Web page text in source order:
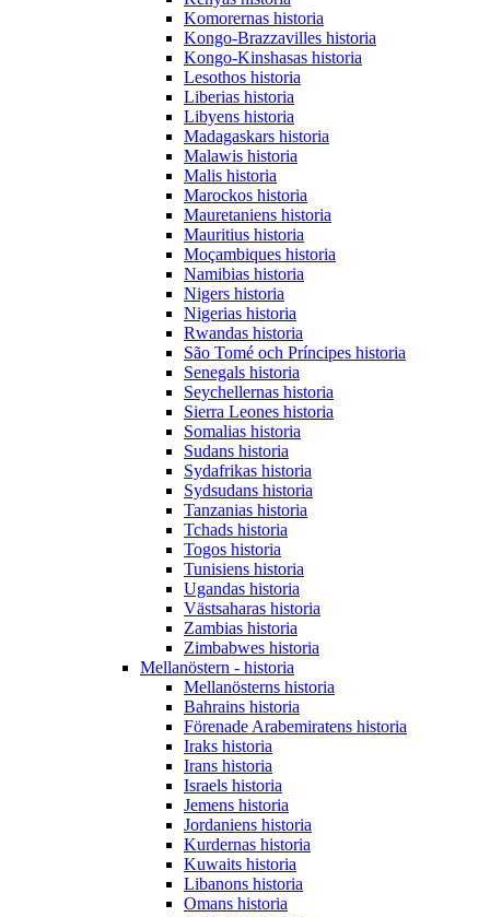
Komorernas historia
Kongo-Brazzavilles historia
Kongo-Kinshasas historia
Lesothos historia
Liberias historia
Libyens historia
Madagaskars historia
Malawis historia
Malis historia
Marockos historia
Mauretaniens historia
Mauritius historia
Moçambiques historia
Namibias historia
Nigers historia
Nigerias historia
Rwandas historia
São Tomé och Príncipes historia
Senegals historia
Seychellernas historia
Sierra Leones historia
Somalias historia
Sudans historia
Sydafrikas historia
Sydsudans historia
Tanzanias historia
Tchads historia
Togos historia
Tunisiens historia
Ugandas historia
Västsaharas historia
Zambias historia
Zimbabwes historia
Mellanöstern - historia
Mellanösterns historia
Bahrains historia
Förenade Arabemiratens historia
Iraks historia
Irans historia
Israels historia
Jemens historia
Jordaniens historia
Kurdernas historia
Kuwaits historia
Libanons historia
Omans historia